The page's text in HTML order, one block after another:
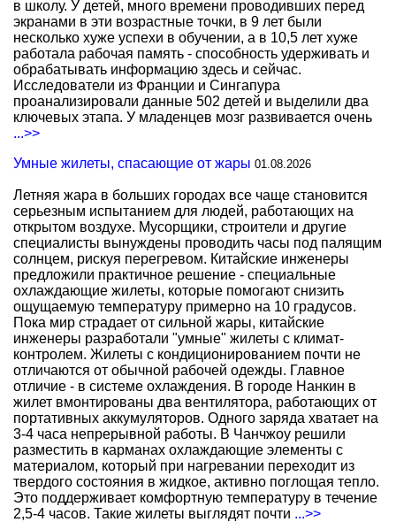
в школу. У детей, много времени проводивших перед
экранами в эти возрастные точки, в 9 лет были
несколько хуже успехи в обучении, а в 10,5 лет хуже
работала рабочая память - способность удерживать и
обрабатывать информацию здесь и сейчас.
Исследователи из Франции и Сингапура
проанализировали данные 502 детей и выделили два
ключевых этапа. У младенцев мозг развивается очень
...>>
Умные жилеты, спасающие от жары 01.08.2026
Летняя жара в больших городах все чаще становится
серьезным испытанием для людей, работающих на
открытом воздухе. Мусорщики, строители и другие
специалисты вынуждены проводить часы под палящим
солнцем, рискуя перегревом. Китайские инженеры
предложили практичное решение - специальные
охлаждающие жилеты, которые помогают снизить
ощущаемую температуру примерно на 10 градусов.
Пока мир страдает от сильной жары, китайские
инженеры разработали "умные" жилеты с климат-
контролем. Жилеты с кондиционированием почти не
отличаются от обычной рабочей одежды. Главное
отличие - в системе охлаждения. В городе Нанкин в
жилет вмонтированы два вентилятора, работающих от
портативных аккумуляторов. Одного заряда хватает на
3-4 часа непрерывной работы. В Чанчжоу решили
разместить в карманах охлаждающие элементы с
материалом, который при нагревании переходит из
твердого состояния в жидкое, активно поглощая тепло.
Это поддерживает комфортную температуру в течение
2,5-4 часов. Такие жилеты выглядят почти ...>>